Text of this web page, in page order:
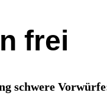
frei
schwere